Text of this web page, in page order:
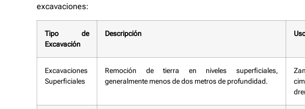
excavaciones:
Tipo de
Excavación
Descripción
Excavaciones
Superficiales
Remoción de tierra en niveles superficiales,
generalmente menos de dos metros de profundidad.